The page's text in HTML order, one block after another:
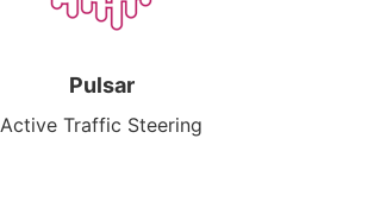
Pulsar
Active Traffic Steering